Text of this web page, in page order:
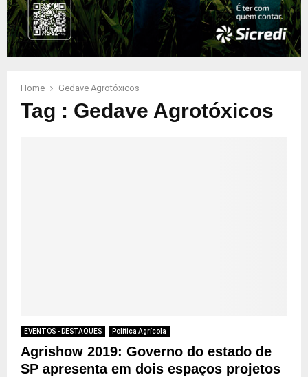
Home Gedave Agrotóxicos
Tag : Gedave Agrotóxicos
EVENTOS - DESTAQUES Política Agrícola
Agrishow 2019: Governo do estado de
SP apresenta em dois espaços projetos